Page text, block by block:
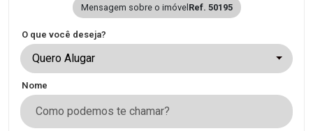
Mensagem sobre o imóvel Ref. 50195
O que você deseja?
Quero Alugar
Nome